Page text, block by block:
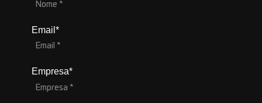
Email*
Empresa*